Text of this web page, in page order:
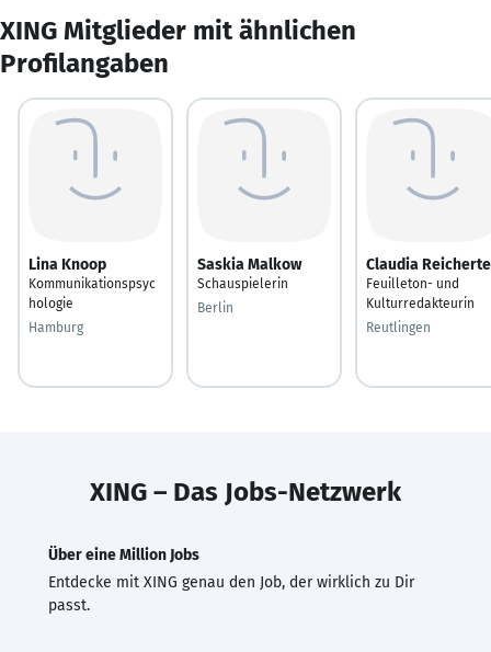
XING Mitglieder mit ähnlichen
Profilangaben
Lina Knoop
Kommunikationspsyc
hologie
Hamburg
Saskia Malkow
Schauspielerin
Berlin
Claudia
Feuilleton- und
Kulturredakteurin
Reutlingen
XING – Das Jobs-Netzwerk
Über eine Million Jobs
Entdecke mit XING genau den Job, der wirklich zu Dir
passt.